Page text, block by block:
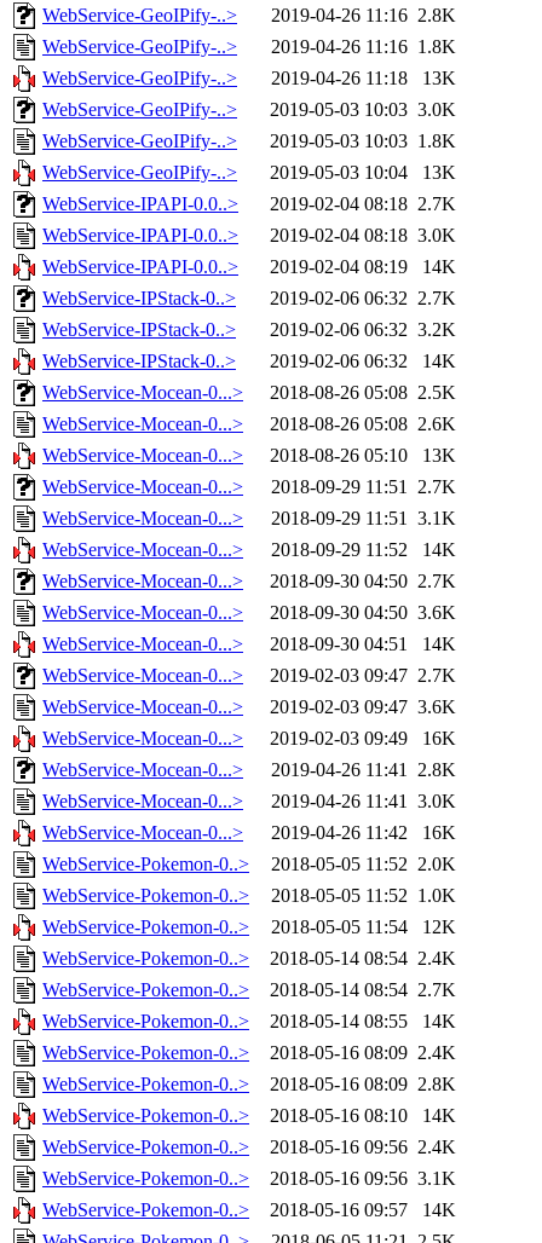
WebService-GeoIPify-..>
2019-04-26 11:16 2.8K
WebService-GeoIPify-..>
2019-04-26 11:16 1.8K
WebService-GeoIPify-..>
2019-04-26 11:18
13K
WebService-GeoIPify-..>
2019-05-03 10:03 3.0K
WebService-GeoIPify-..>
2019-05-03 10:03 1.8K
WebService-GeoIPify-..>
2019-05-03 10:04
13K
WebService-IPAPI-0.0..>
2019-02-04 08:18 2.7K
WebService-IPAPI-0.0..>
2019-02-04 08:18 3.0K
WebService-IPAPI-0.0..>
2019-02-04 08:19
14K
WebService-IPStack-0..>
2019-02-06 06:32 2.7K
WebService-IPStack-0..>
2019-02-06 06:32 3.2K
WebService-IPStack-0..>
2019-02-06 06:32
14K
WebService-Mocean-0...>
2018-08-26 05:08 2.5K
WebService-Mocean-0...>
2018-08-26 05:08 2.6K
WebService-Mocean-0...>
2018-08-26 05:10
13K
WebService-Mocean-0...>
2018-09-29 11:51 2.7K
WebService-Mocean-0...>
2018-09-29 11:51 3.1K
WebService-Mocean-0...>
2018-09-29 11:52
14K
WebService-Mocean-0...>
2018-09-30 04:50 2.7K
WebService-Mocean-0...>
2018-09-30 04:50 3.6K
WebService-Mocean-0...>
2018-09-30 04:51
14K
WebService-Mocean-0...>
2019-02-03 09:47 2.7K
WebService-Mocean-0...>
2019-02-03 09:47 3.6K
WebService-Mocean-0...>
2019-02-03 09:49
16K
WebService-Mocean-0...>
2019-04-26 11:41 2.8K
WebService-Mocean-0...>
2019-04-26 11:41 3.0K
WebService-Mocean-0...>
2019-04-26 11:42
16K
WebService-Pokemon-0..>
2018-05-05 11:52 2.0K
WebService-Pokemon-0..>
2018-05-05 11:52 1.0K
WebService-Pokemon-0..>
2018-05-05 11:54
12K
WebService-Pokemon-0..>
2018-05-14 08:54 2.4K
WebService-Pokemon-0..>
2018-05-14 08:54 2.7K
WebService-Pokemon-0..>
2018-05-14 08:55
14K
WebService-Pokemon-0..>
2018-05-16 08:09 2.4K
WebService-Pokemon-0..>
2018-05-16 08:09 2.8K
WebService-Pokemon-0..>
2018-05-16 08:10
14K
WebService-Pokemon-0..>
2018-05-16 09:56 2.4K
WebService-Pokemon-0..>
2018-05-16 09:56 3.1K
WebService-Pokemon-0..>
2018-05-16 09:57
14K